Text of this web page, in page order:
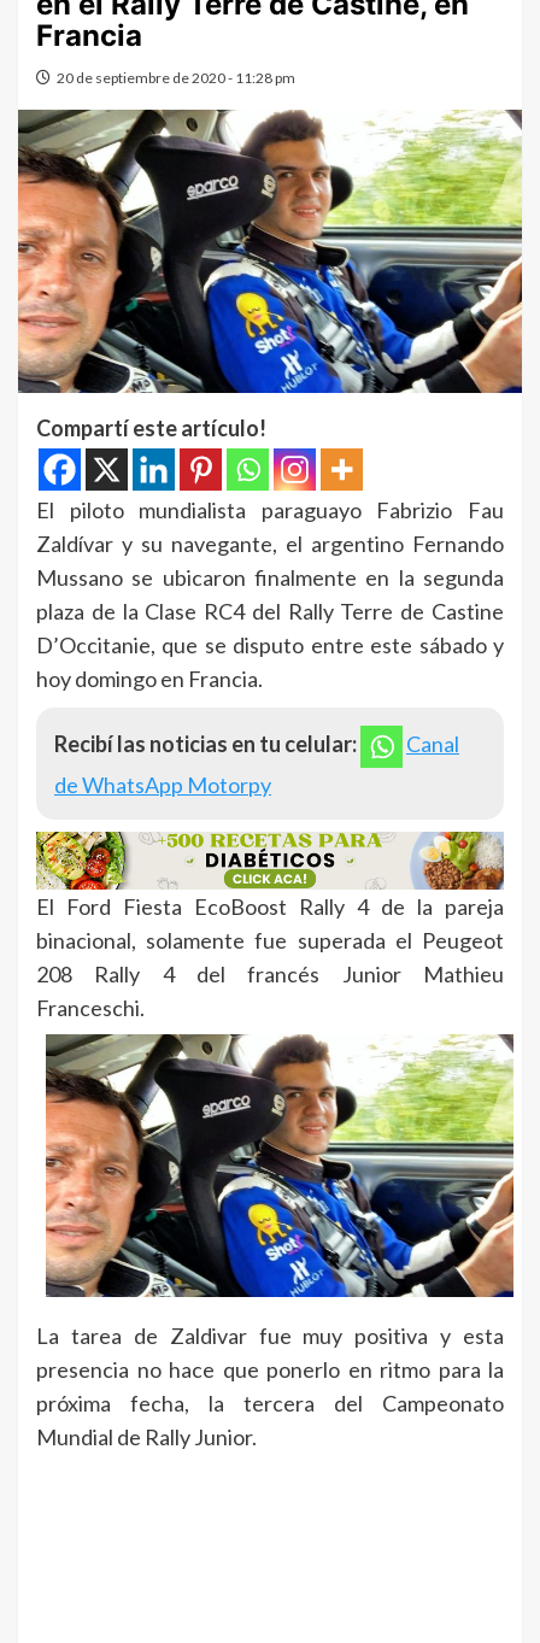
Francia
20 de septiembre de 2020 - 11:28 pm
Compartí este artículo!
El piloto mundialista paraguayo Fabrizio Fau
Zaldívar y su navegante, el argentino Fernando
Mussano se ubicaron finalmente en la segunda
plaza de la Clase RC4 del Rally Terre de Castine
D’Occitanie, que se disputo entre este sábado y
hoy domingo en Francia.
Recibí las noticias en tu celular:
Canal
de WhatsApp Motorpy
El Ford Fiesta EcoBoost Rally 4 de la pareja
binacional, solamente fue superada el Peugeot
208 Rally 4 del francés Junior Mathieu
Franceschi.
La tarea de Zaldivar fue muy positiva y esta
presencia no hace que ponerlo en ritmo para la
próxima fecha, la tercera del Campeonato
Mundial de Rally Junior.